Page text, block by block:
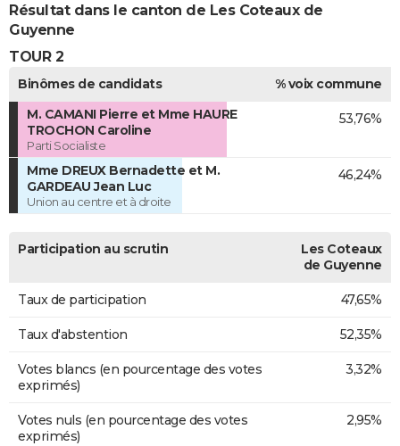
Résultat dans le canton de Les Coteaux de
Guyenne
TOUR 2
Binômes de candidats
% voix commune
M. CAMANI Pierre et Mme HAURE
TROCHON Caroline
Parti Socialiste
53,76%
Mme DREUX Bernadette et M.
GARDEAU Jean Luc
Union au centre et à droite
46,24%
Participation au scrutin
Les Coteaux
de Guyenne
Taux de participation 47,65%
Taux d'abstention 52,35%
Votes blancs (en pourcentage des votes
exprimés)
3,32%
Votes nuls (en pourcentage des votes
exprimés)
2,95%